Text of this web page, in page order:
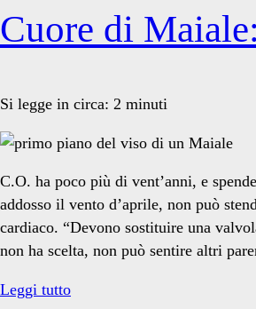
Cuore di
Si legge in circa: 2 minuti
C.O. ha poco più di vent’anni, e
addosso il vento d’aprile, non può
cardiaco. “Devono sostituire una
non ha scelta, non può sentire altri
Leggi tuttoCuore